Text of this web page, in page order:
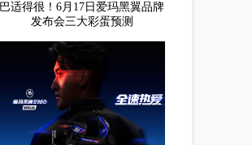
巴适得很！6月17日爱玛黑翼品牌
发布会三大彩蛋预测